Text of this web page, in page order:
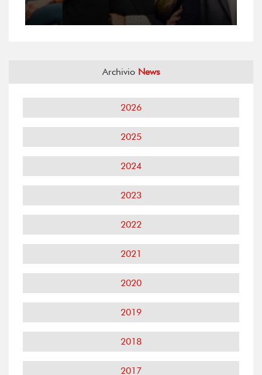
Archivio News
2026
2025
2024
2023
2022
2021
2020
2019
2018
2017